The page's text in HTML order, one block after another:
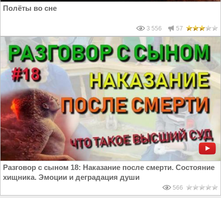
Полёты во сне
3 556 57
Разговор с сыном 18: Наказание после смерти. Состояние
хищника. Эмоции и деградация души
566